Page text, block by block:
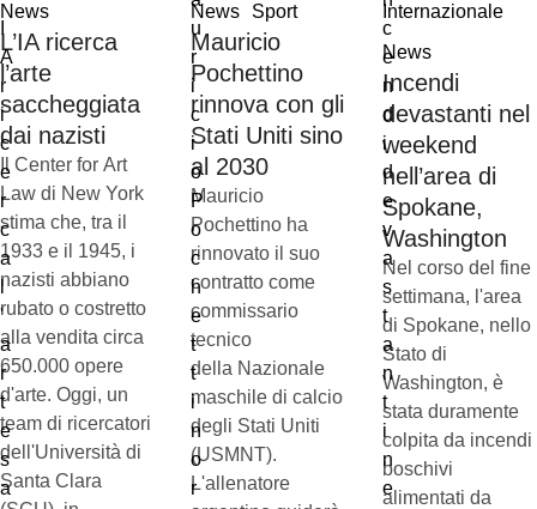
News
L’IA ricerca
l’arte
saccheggiata
dai nazisti
Il Center for Art
Law di New York
stima che, tra il
1933 e il 1945, i
nazisti abbiano
rubato o costretto
alla vendita circa
650.000 opere
d'arte. Oggi, un
team di ricercatori
dell'Università di
Santa Clara
News
Sport
Mauricio
Pochettino
rinnova con gli
Stati Uniti sino
al 2030
Mauricio
Pochettino ha
rinnovato il suo
contratto come
commissario
tecnico
della Nazionale
maschile di calcio
degli Stati Uniti
(USMNT).
L'allenatore
Internazionale
News
Incendi
devastanti nel
weekend
nell’area di
Spokane,
Washington
Nel corso del fine
settimana, l'area
di Spokane, nello
Stato di
Washington, è
stata duramente
colpita da incendi
boschivi
alimentati da